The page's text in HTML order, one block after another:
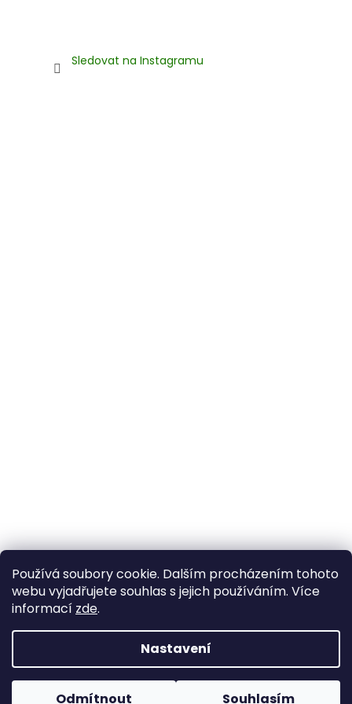
Používá soubory cookie. Dalším procházením tohoto
webu vyjadřujete souhlas s jejich používáním. Více
informací zde.
Nastavení
Odmítnout Souhlasím
Pokud u nás nenajdete konkrétní produkt, neváhejte se
ozvat. Ve většině případů jej můžeme zajistit na
Sledovat na Instagramu
Vytvořil Shoptet
Copyright 2026Horse life . Všechna práva vyhrazena.